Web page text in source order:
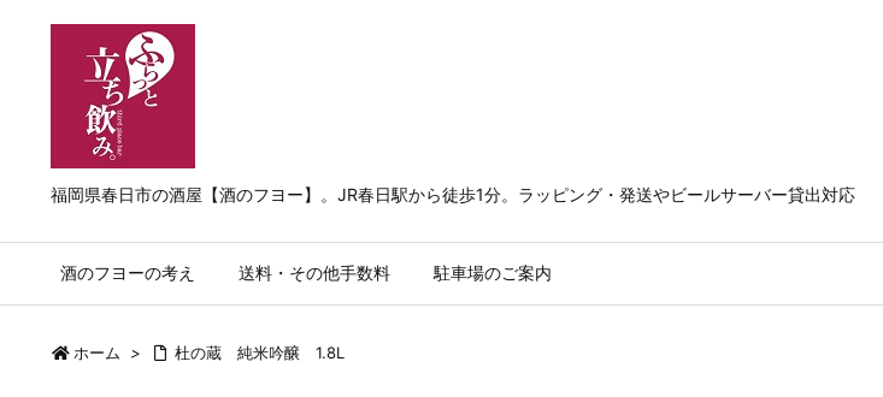
福岡県春日市の酒屋【酒のフヨー】。JR春日駅から徒歩1分。ラッピング・発送やビールサーバー貸出対応
酒のフヨーの考え 送料・その他手数料 駐車場のご案内
ホーム > 杜の蔵 純米吟醸 1.8L